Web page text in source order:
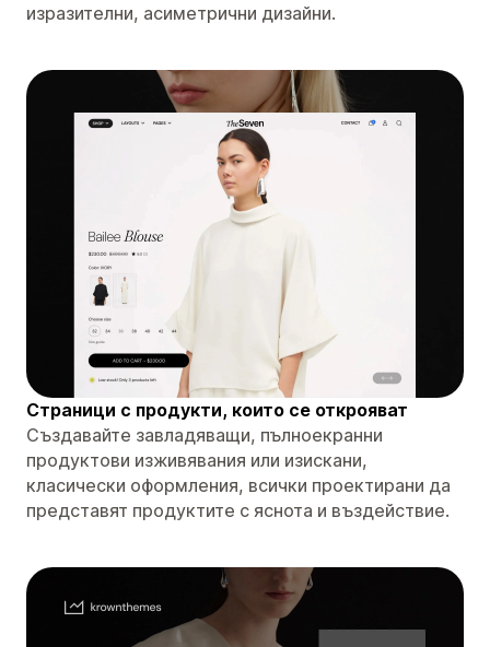
изразителни, асиметрични дизайни.
Страници с продукти, които се открояват
Създавайте завладяващи, пълноекранни
продуктови изживявания или изискани,
класически оформления, всички проектирани да
представят продуктите с яснота и въздействие.